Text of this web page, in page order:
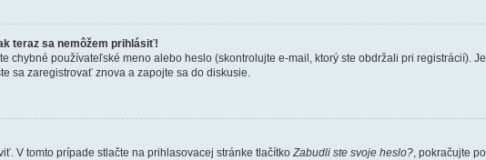
teraz sa nemôžem prihlásiť!
chybné používateľské meno alebo heslo (skontrolujte e-mail, ktorý ste obdržali pri registrácií).
sa zaregistrovať znova a zapojte sa do diskusie.
V tomto prípade stlačte na prihlasovacej stránke tlačítkoZabudli ste svoje heslo?, pokračujte